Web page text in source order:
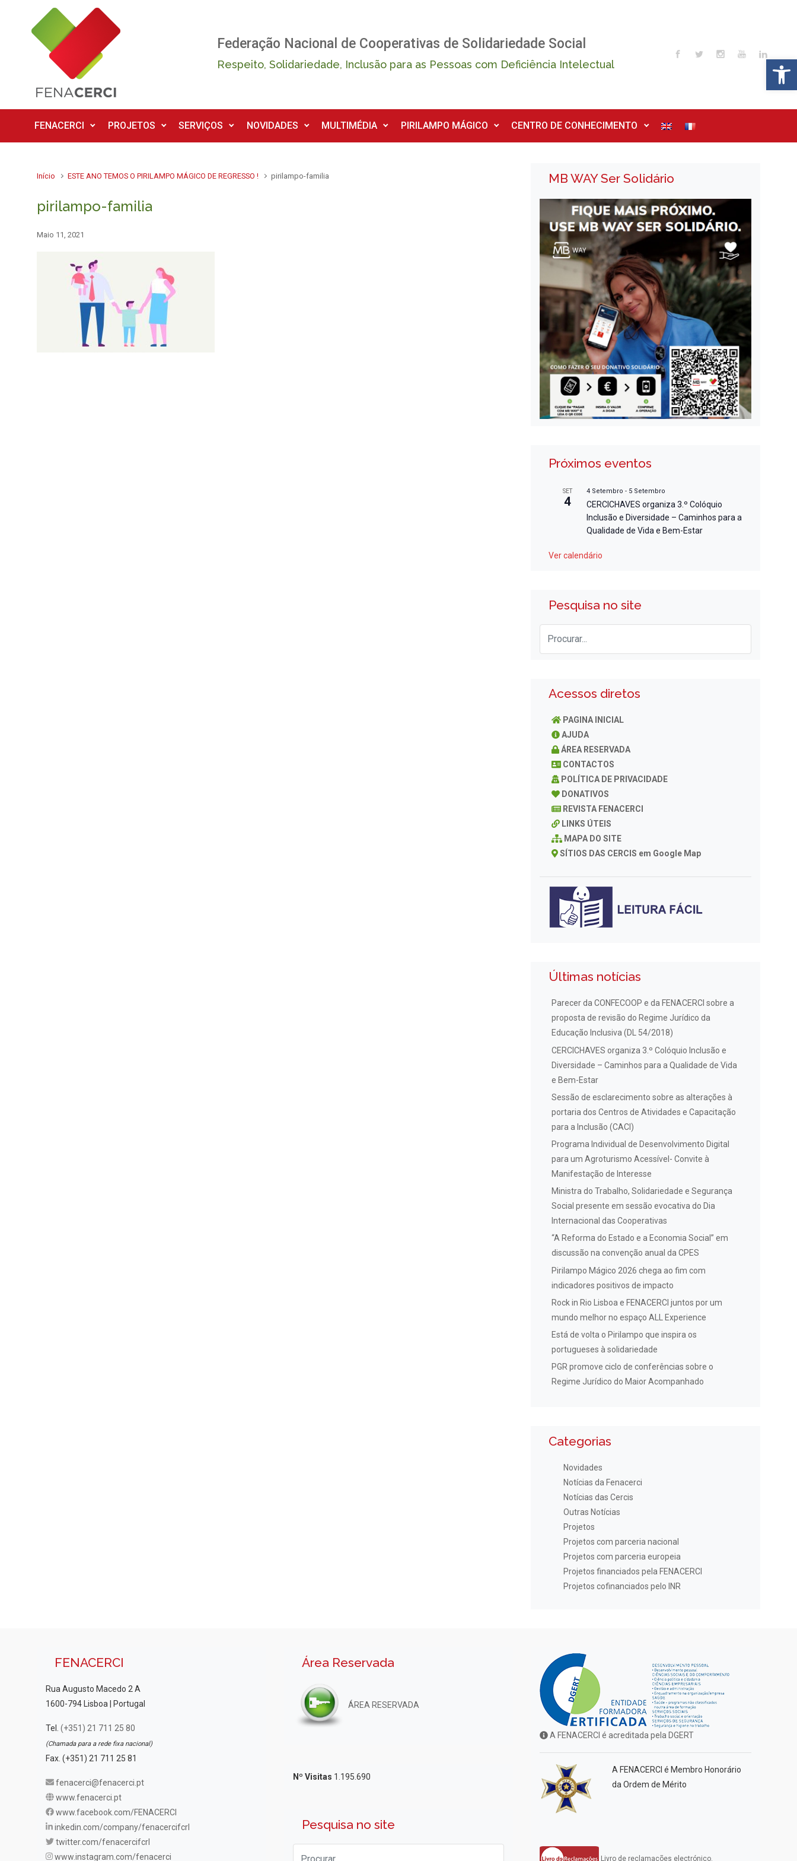
Skip to main content
Federação Nacional de Cooperativas de Solidariedade Social
Respeito, Solidariedade, Inclusão para as Pessoas com Deficiência Intelectual
FENACERCI PROJETOS SERVIÇOS NOVIDADES MULTIMÉDIA PIRILAMPO MÁGICO CENTRO DE CONHECIMENTO
Início ESTE ANO TEMOS O PIRILAMPO MÁGICO DE REGRESSO ! pirilampo-familia
pirilampo-familia
Maio 11, 2021
MB WAY Ser Solidário
Próximos eventos
SET
4
4 Setembro - 5 Setembro
CERCICHAVES organiza 3.º Colóquio
Inclusão e Diversidade – Caminhos para a
Qualidade de Vida e Bem-Estar
Ver calendário
Pesquisa no site
Acessos diretos
PAGINA INICIAL
AJUDA
ÁREA RESERVADA
CONTACTOS
POLÍTICA DE PRIVACIDADE
DONATIVOS
REVISTA FENACERCI
LINKS ÚTEIS
MAPA DO SITE
SÍTIOS DAS CERCIS em Google Map
Últimas notícias
Parecer da CONFECOOP e da FENACERCI sobre a
proposta de revisão do Regime Jurídico da
Educação Inclusiva (DL 54/2018)
CERCICHAVES organiza 3.º Colóquio Inclusão e
Diversidade – Caminhos para a Qualidade de Vida
e Bem-Estar
Sessão de esclarecimento sobre as alterações à
portaria dos Centros de Atividades e Capacitação
para a Inclusão (CACI)
Programa Individual de Desenvolvimento Digital
para um Agroturismo Acessível- Convite à
Manifestação de Interesse
Ministra do Trabalho, Solidariedade e Segurança
Social presente em sessão evocativa do Dia
Internacional das Cooperativas
“A Reforma do Estado e a Economia Social” em
discussão na convenção anual da CPES
Pirilampo Mágico 2026 chega ao fim com
indicadores positivos de impacto
Rock in Rio Lisboa e FENACERCI juntos por um
mundo melhor no espaço ALL Experience
Está de volta o Pirilampo que inspira os
portugueses à solidariedade
PGR promove ciclo de conferências sobre o
Regime Jurídico do Maior Acompanhado
Categorias
Novidades
Notícias da Fenacerci
Notícias das Cercis
Outras Notícias
Projetos
Projetos com parceria nacional
Projetos com parceria europeia
Projetos financiados pela FENACERCI
Projetos cofinanciados pelo INR
FENACERCI
Rua Augusto Macedo 2 A
1600-794 Lisboa | Portugal
Tel. (+351) 21 711 25 80
(Chamada para a rede fixa nacional)
Fax. (+351) 21 711 25 81
fenacerci@fenacerci.pt
www.fenacerci.pt
www.facebook.com/FENACERCI
inkedin.com/company/fenacercifcrl
twitter.com/fenacercifcrl
www.instagram.com/fenacerci
Área Reservada
ÁREA RESERVADA
Nº Visitas 1.195.690
Pesquisa no site
A FENACERCI é acreditada pela DGERT
A FENACERCI é Membro Honorário
da Ordem de Mérito
Livro de reclamações electrónico.